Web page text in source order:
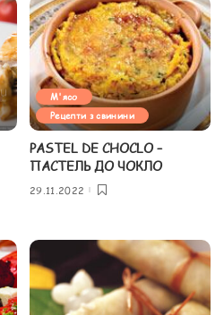
М'ясо
Рецепти з свинини
PASTEL DE CHOCLO –
ПАСТЕЛЬ ДО ЧОКЛО
29.11.2022